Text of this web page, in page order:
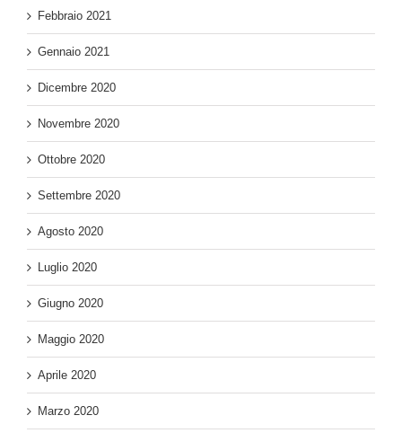
Febbraio 2021
Gennaio 2021
Dicembre 2020
Novembre 2020
Ottobre 2020
Settembre 2020
Agosto 2020
Luglio 2020
Giugno 2020
Maggio 2020
Aprile 2020
Marzo 2020